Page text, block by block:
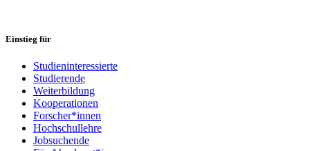
Einstieg für
Studieninteressierte
Studierende
Weiterbildung
Kooperationen
Forscher*innen
Hochschullehre
Jobsuchende